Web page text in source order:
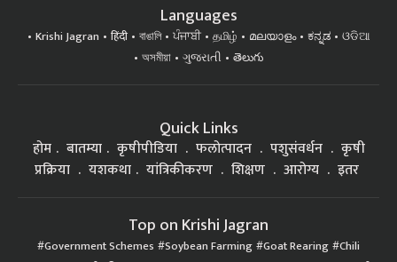
Languages
Krishi Jagran हिंदी বাঙালি ਪੰਜਾਬੀ தமிழ் മലയാളം ಕನ್ನಡ
ଓଡିଆ
অসমীয়া
ગુજરાતી తెలుగు
Quick Links
होम बातम्या कृषीपीडिया फलोत्पादन पशुसंवर्धन
कृषी
प्रक्रिया
यशकथा यांत्रिकीकरण शिक्षण आरोग्य इतर
Top on Krishi Jagran
Government Schemes Soybean Farming Goat Rearing Chili